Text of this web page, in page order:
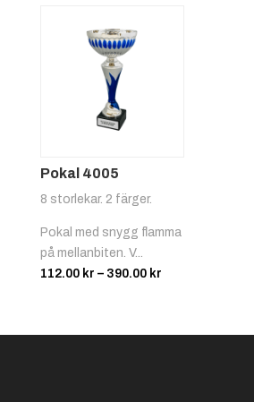
Bilsport
Svart/gul
Pokal 4005
8 storlekar. 2 färger.
Pokal med snygg flamma
på mellanbiten. V...
112.00 kr – 390.00 krPrisintervall:
390.00 kr